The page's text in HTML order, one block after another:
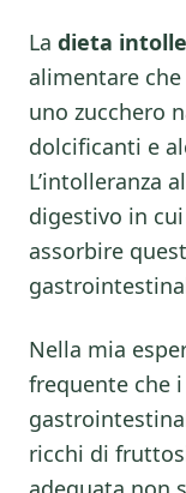
La dieta
alimentare
uno zucchero
dolcificanti e
L’intolleranza
digestivo in
assorbire
Nella mia
frequente che
ricchi di